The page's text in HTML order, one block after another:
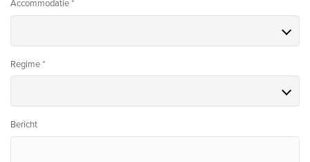
Accommodatie *
Regime *
Bericht